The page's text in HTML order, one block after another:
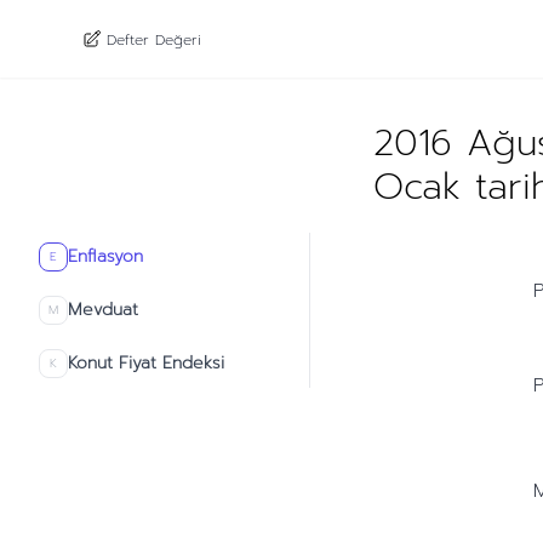
E Enflasyon
M Mevduat
K Konut Fiyat Endeksi
Defter Değeri
2016
Ocak